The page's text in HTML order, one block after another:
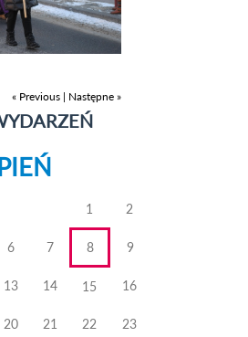
« Previous | Następne »
1 2
6 7 8 9
13 14 15 16
20 21 22 23